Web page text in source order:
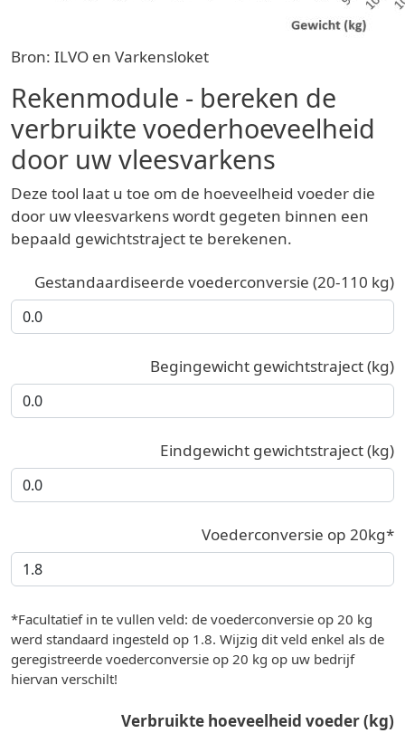
Bron: ILVO en Varkensloket
Rekenmodule - bereken de
verbruikte voederhoeveelheid
door uw vleesvarkens
Deze tool laat u toe om de hoeveelheid voeder die
door uw vleesvarkens wordt gegeten binnen een
bepaald gewichtstraject te berekenen.
Gestandaardiseerde voederconversie (20-110 kg)
Begingewicht gewichtstraject (kg)
Eindgewicht gewichtstraject (kg)
Voederconversie op 20kg*
*Facultatief in te vullen veld: de voederconversie op 20 kg
werd standaard ingesteld op 1.8. Wijzig dit veld enkel als de
geregistreerde voederconversie op 20 kg op uw bedrijf
hiervan verschilt!
Verbruikte hoeveelheid voeder (kg)